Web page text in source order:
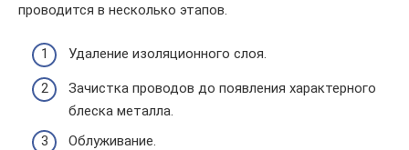
проводится в несколько этапов.
Удаление изоляционного слоя.
Зачистка проводов до появления характерного
блеска металла.
Облуживание.